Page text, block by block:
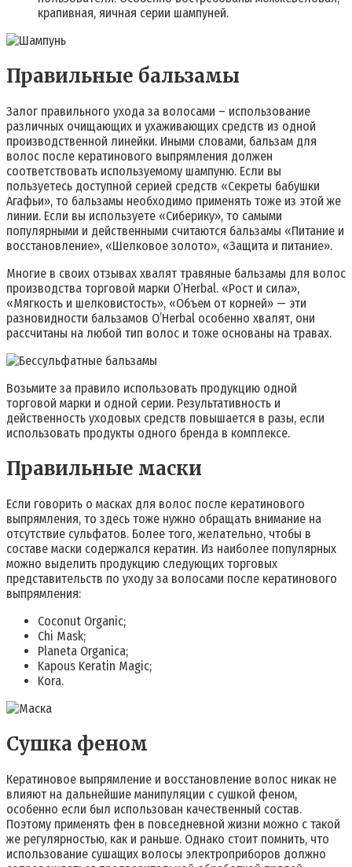
крапивная, яичная серии шампуней.
Правильные бальзамы
Залог правильного ухода за волосами – использование
различных очищающих и ухаживающих средств из одной
производственной линейки. Иными словами, бальзам для
волос после кератинового выпрямления должен
соответствовать используемому шампуню. Если вы
пользуетесь доступной серией средств «Секреты бабушки
Агафьи», то бальзамы необходимо применять тоже из этой же
линии. Если вы используете «Сиберику», то самыми
популярными и действенными считаются бальзамы «Питание и
восстановление», «Шелковое золото», «Защита и питание».
Многие в своих отзывах хвалят травяные бальзамы для волос
производства торговой марки O’Herbal. «Рост и сила»,
«Мягкость и шелковистость», «Объем от корней» — эти
разновидности бальзамов O’Herbal особенно хвалят, они
рассчитаны на любой тип волос и тоже основаны на травах.
Возьмите за правило использовать продукцию одной
торговой марки и одной серии. Результативность и
действенность уходовых средств повышается в разы, если
использовать продукты одного бренда в комплексе.
Правильные маски
Если говорить о масках для волос после кератинового
выпрямления, то здесь тоже нужно обращать внимание на
отсутствие сульфатов. Более того, желательно, чтобы в
составе маски содержался кератин. Из наиболее популярных
можно выделить продукцию следующих торговых
представительств по уходу за волосами после кератинового
выпрямления:
Coconut Organic;
Chi Mask;
Planeta Organica;
Kapous Keratin Magic;
Kora.
Сушка феном
Кератиновое выпрямление и восстановление волос никак не
влияют на дальнейшие манипуляции с сушкой феном,
особенно если был использован качественный состав.
Поэтому применять фен в повседневной жизни можно с такой
же регулярностью, как и раньше. Однако стоит помнить, что
использование сушащих волосы электроприборов должно